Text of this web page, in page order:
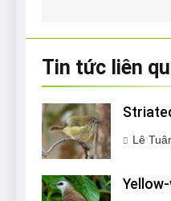
Tin tức liên
Lê